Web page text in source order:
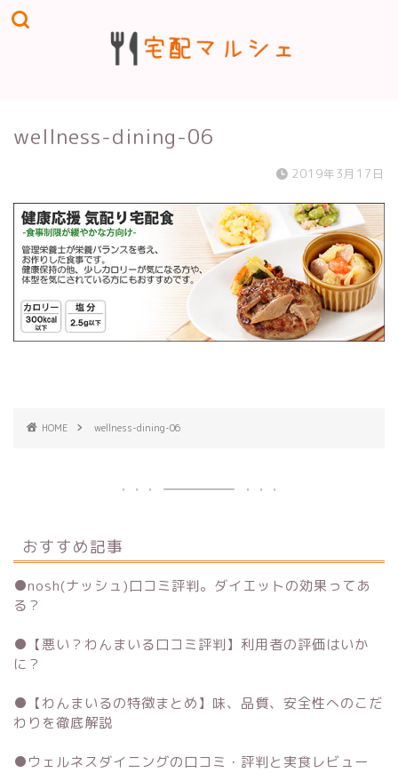
wellness-dining-06
2019年3月17日
HOME wellness-dining-06
おすすめ記事
●nosh(ナッシュ)口コミ評判。ダイエットの効果ってあ
る？
● 【悪い？わんまいる口コミ評判】利用者の評価はいか
に？
● 【わんまいるの特徴まとめ】味、品質、安全性へのこだ
わりを徹底解説
●ウェルネスダイニングの口コミ・評判と実食レビュー